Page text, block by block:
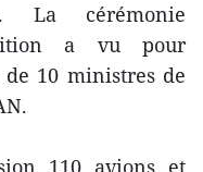
La cérémonie
a vu pour
10 ministres de
110 avions et